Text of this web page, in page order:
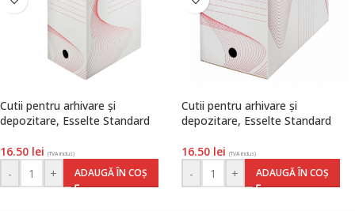
Cutii pentru arhivare și
depozitare, Esselte Standard
16.50 lei (TVA inclus)
- + ADAUGĂ ÎN COȘ
Cutii pentru arhivare și
depozitare, Esselte Standard
16.50 lei (TVA inclus)
- + ADAUGĂ ÎN COȘ